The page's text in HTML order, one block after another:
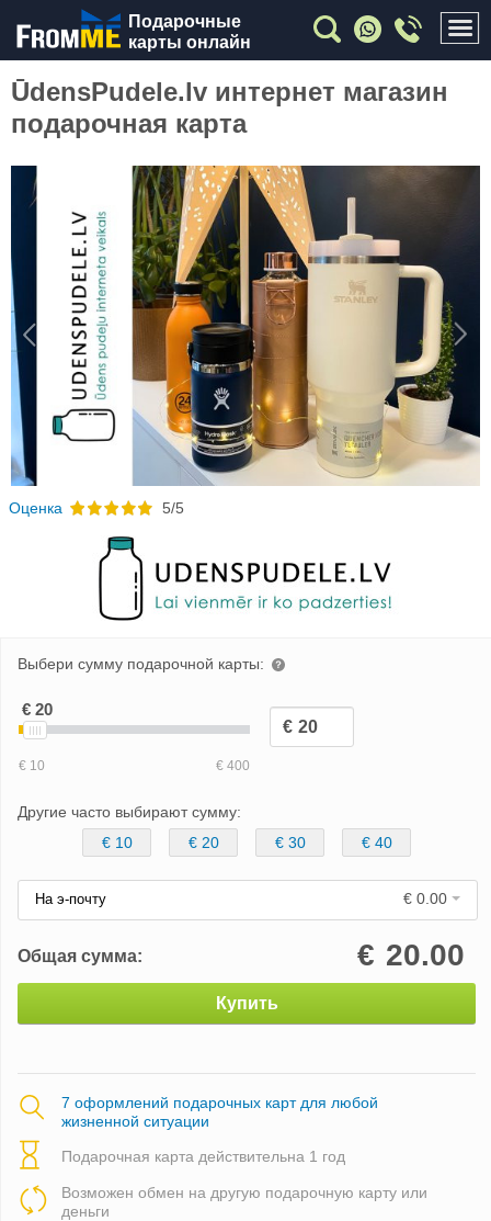
Подарочные
карты онлайн
ŪdensPudele.lv интернет магазин
подарочная карта
Previous
Oценка 5/5
Выбери сумму подарочной карты:
Другие часто выбирают сумму:
€ 10
€ 20 € 30 € 40
На э-почту € 0.00
Общая сумма: 20.00
€
Купить
7 оформлений подарочных карт для любой
жизненной ситуации
Подарочная карта действительна 1 год
Возможен обмен на другую подарочную карту или
деньги